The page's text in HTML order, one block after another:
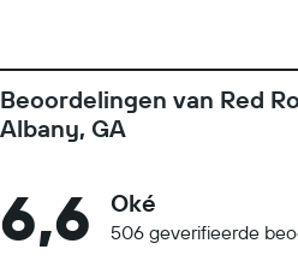
Beoordelingen van Red
Albany, GA
6,6 Oké
506 geverifieerde